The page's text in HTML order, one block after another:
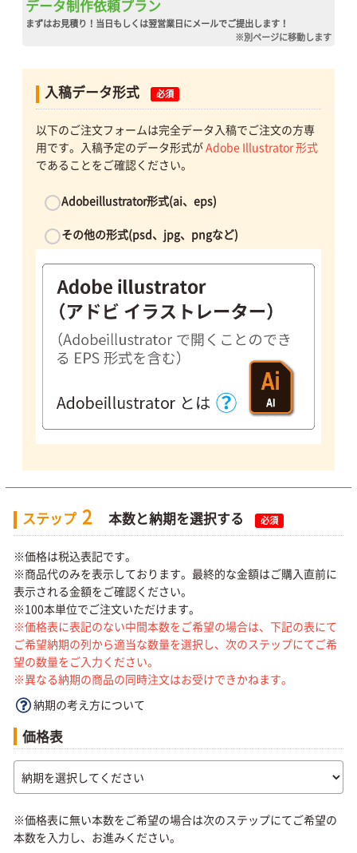
データ制作依頼プラン
まずはお見積り！当日もしくは翌営業日にメールでご提出します！
※別ページに移動します
入稿データ形式 必須
以下のご注文フォームは完全データ入稿でご注文の方専
用です。入稿予定のデータ形式がAdobe Illustrator 形式
であることをご確認ください。
Adobeillustrator形式(ai、eps)
その他の形式(psd、jpg、pngなど)
ステップ 2 本数と納期を選択する 必須
※価格は税込表記です。
※商品代のみを表示しております。最終的な金額はご購入直前に
表示される金額をご確認ください。
※100本単位でご注文いただけます。
※価格表に表記のない中間本数をご希望の場合は、下記の表にて
ご希望納期の列から適当な数量を選択し、次のステップにてご希
望の数量をご入力ください。
※異なる納期の商品の同時注文はお受けできかねます。
納期の考え方について
価格表
※価格表に無い本数をご希望の場合は次のステップにてご希望の
本数を入力し、お進みください。